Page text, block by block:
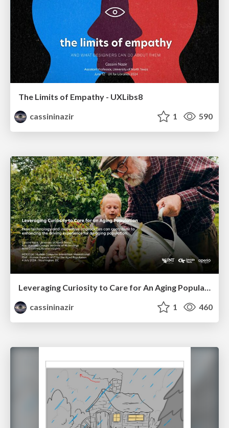
The Limits of Empathy - UXLibs8
cassininazir
1 590
Leveraging Curiosity to Care for An Aging Population
cassininazir
1 460